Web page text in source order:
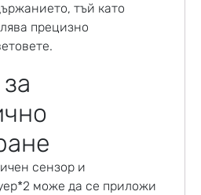
тъй като
прецизно
сензор и
може да се приложи